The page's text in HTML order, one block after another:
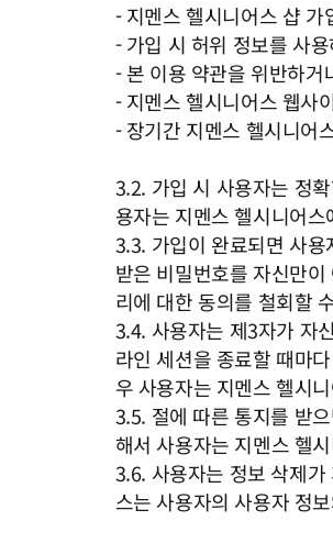
- 지멘스 헬시니어스 샵
- 가입 시 허위 정보를 사
- 본 이용 약관을 위반하
- 지멘스 헬시니어스 웹사
- 장기간 지멘스 헬시니어
3.2. 가입 시 사용자는 정
용자는 지멘스 헬시니어
3.3. 가입이 완료되면 사
받은 비밀번호를 자신만
리에 대한 동의를 철회할
3.4. 사용자는 제3자가 자
라인 세션을 종료할 때마
우 사용자는 지멘스 헬시
3.5. 절에 따른 통지를 받
해서 사용자는 지멘스 헬
3.6. 사용자는 정보 삭제
스는 사용자의 사용자 정